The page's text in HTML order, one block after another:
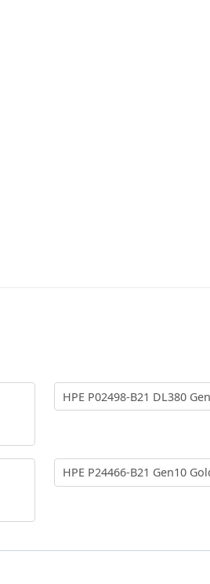
HPE P02498-B21 DL380
HPE P24466-B21 Gen10